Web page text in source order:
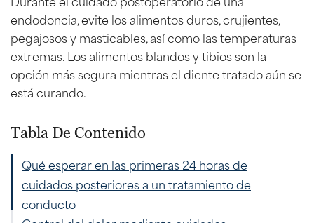
endodoncia, evite los alimentos duros, crujientes,
pegajosos y masticables, así como las temperaturas
extremas. Los alimentos blandos y tibios son la
opción más segura mientras el diente tratado aún se
está curando.
Tabla De Contenido
Qué esperar en las primeras 24 horas de
cuidados posteriores a un tratamiento de
conducto